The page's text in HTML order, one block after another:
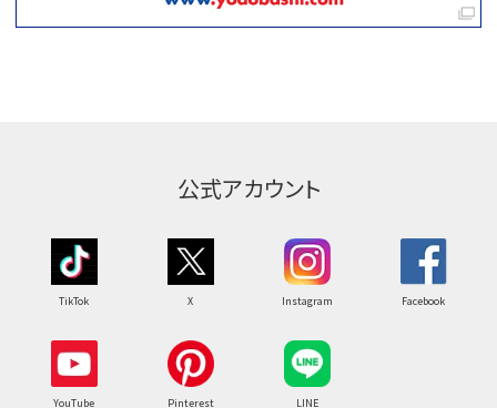
公式アカウント
TikTok X Instagram Facebook
YouTube Pinterest LINE